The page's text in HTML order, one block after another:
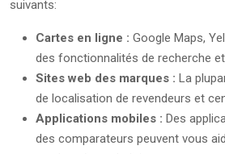
suivants:
Cartes en ligne : Google Maps,
des fonctionnalités de recherche
Sites web des marques : La
de localisation de revendeurs et
Applications mobiles : Des
des comparateurs peuvent vous